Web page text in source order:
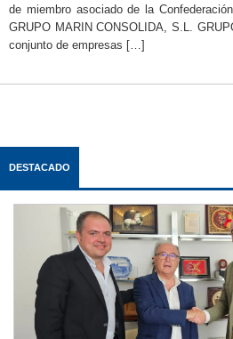
de miembro asociado de la
GRUPO MARIN CONSOLIDA, S.L.
conjunto de empresas […]
DESTACADO